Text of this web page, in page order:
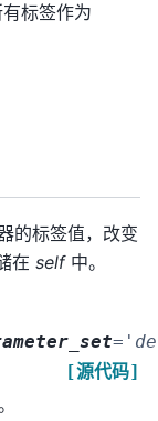
标签作为
的标签值，改变
在 self中。
=
[源代码]